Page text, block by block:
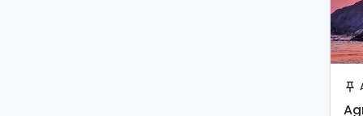
push_pin